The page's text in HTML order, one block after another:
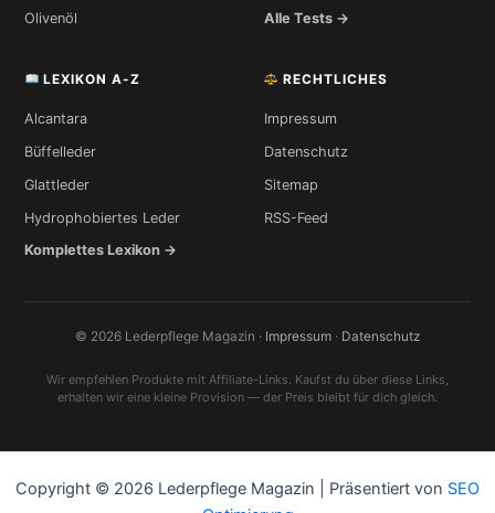
Olivenöl
Alle Tests →
LEXIKON A-Z
Alcantara
Büffelleder
Glattleder
Hydrophobiertes Leder
Komplettes Lexikon →
RECHTLICHES
Impressum
Datenschutz
Sitemap
RSS-Feed
© 2026 Lederpflege Magazin · Impressum · Datenschutz
Wir empfehlen Produkte mit Affiliate-Links. Kaufst du über diese Links,
erhalten wir eine kleine Provision — der Preis bleibt für dich gleich.
Copyright © 2026 Lederpflege Magazin | Präsentiert von SEO